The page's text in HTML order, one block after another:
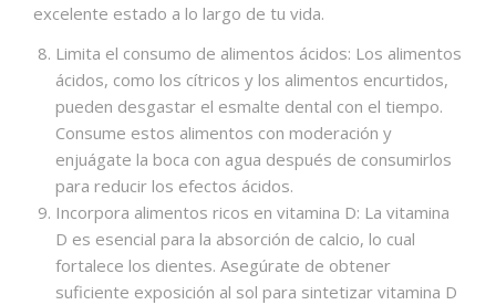
excelente estado a lo largo de tu vida.
Limita el consumo de alimentos ácidos: Los alimentos
ácidos, como los cítricos y los alimentos encurtidos,
pueden desgastar el esmalte dental con el tiempo.
Consume estos alimentos con moderación y
enjuágate la boca con agua después de consumirlos
para reducir los efectos ácidos.
Incorpora alimentos ricos en vitamina D: La vitamina
D es esencial para la absorción de calcio, lo cual
fortalece los dientes. Asegúrate de obtener
suficiente exposición al sol para sintetizar vitamina D